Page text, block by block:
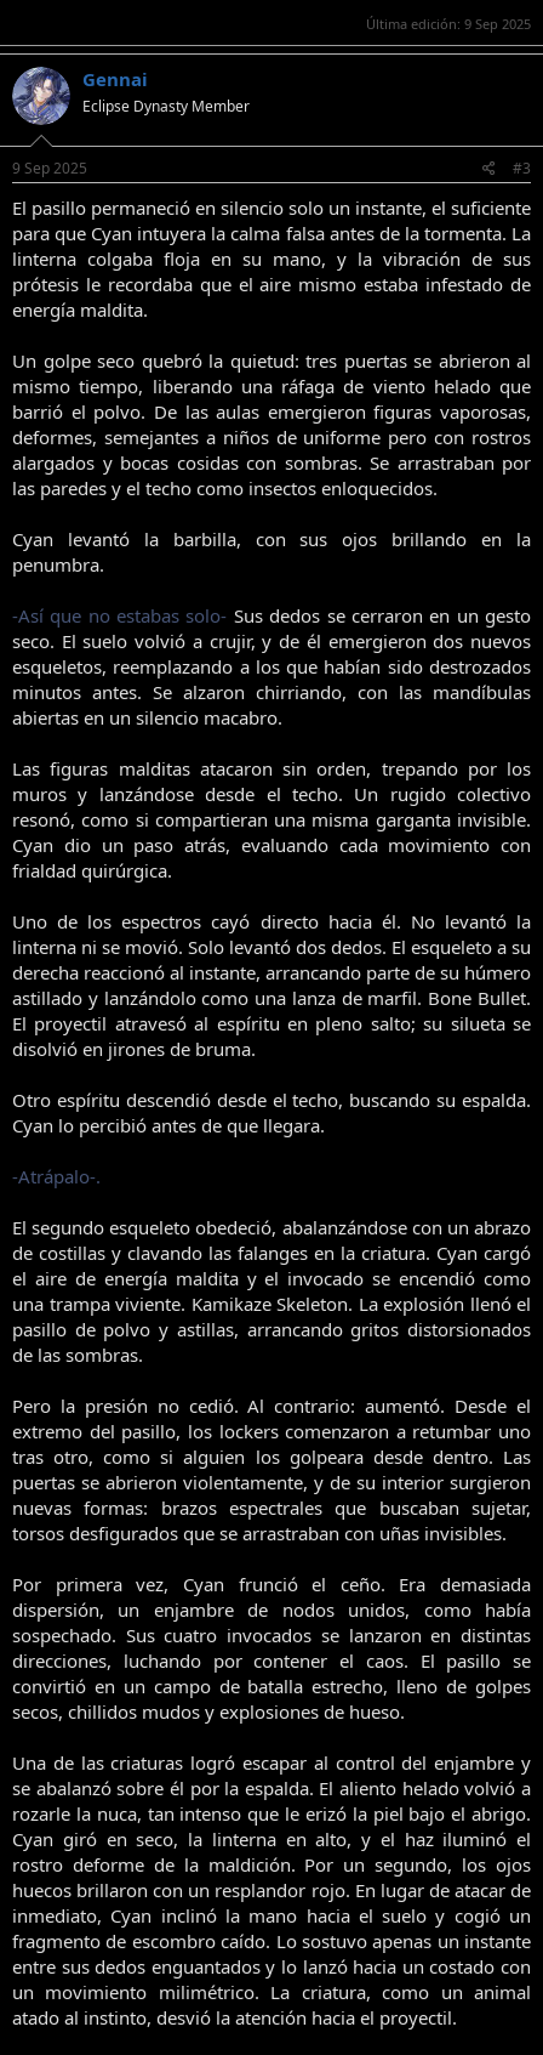
Última edición: 9 Sep 2025
Gennai
Eclipse Dynasty Member
9 Sep 2025 #3
El pasillo permaneció en silencio solo un instante, el suficiente
para que Cyan intuyera la calma falsa antes de la tormenta. La
linterna colgaba floja en su mano, y la vibración de sus
prótesis le recordaba que el aire mismo estaba infestado de
energía maldita.
Un golpe seco quebró la quietud: tres puertas se abrieron al
mismo tiempo, liberando una ráfaga de viento helado que
barrió el polvo. De las aulas emergieron figuras vaporosas,
deformes, semejantes a niños de uniforme pero con rostros
alargados y bocas cosidas con sombras. Se arrastraban por
las paredes y el techo como insectos enloquecidos.
Cyan levantó la barbilla, con sus ojos brillando en la
penumbra.
-Así que no estabas solo- Sus dedos se cerraron en un gesto
seco. El suelo volvió a crujir, y de él emergieron dos nuevos
esqueletos, reemplazando a los que habían sido destrozados
minutos antes. Se alzaron chirriando, con las mandíbulas
abiertas en un silencio macabro.
Las figuras malditas atacaron sin orden, trepando por los
muros y lanzándose desde el techo. Un rugido colectivo
resonó, como si compartieran una misma garganta invisible.
Cyan dio un paso atrás, evaluando cada movimiento con
frialdad quirúrgica.
Uno de los espectros cayó directo hacia él. No levantó la
linterna ni se movió. Solo levantó dos dedos. El esqueleto a su
derecha reaccionó al instante, arrancando parte de su húmero
astillado y lanzándolo como una lanza de marfil. Bone Bullet.
El proyectil atravesó al espíritu en pleno salto; su silueta se
disolvió en jirones de bruma.
Otro espíritu descendió desde el techo, buscando su espalda.
Cyan lo percibió antes de que llegara.
-Atrápalo-.
El segundo esqueleto obedeció, abalanzándose con un abrazo
de costillas y clavando las falanges en la criatura. Cyan cargó
el aire de energía maldita y el invocado se encendió como
una trampa viviente. Kamikaze Skeleton. La explosión llenó el
pasillo de polvo y astillas, arrancando gritos distorsionados
de las sombras.
Pero la presión no cedió. Al contrario: aumentó. Desde el
extremo del pasillo, los lockers comenzaron a retumbar uno
tras otro, como si alguien los golpeara desde dentro. Las
puertas se abrieron violentamente, y de su interior surgieron
nuevas formas: brazos espectrales que buscaban sujetar,
torsos desfigurados que se arrastraban con uñas invisibles.
Por primera vez, Cyan frunció el ceño. Era demasiada
dispersión, un enjambre de nodos unidos, como había
sospechado. Sus cuatro invocados se lanzaron en distintas
direcciones, luchando por contener el caos. El pasillo se
convirtió en un campo de batalla estrecho, lleno de golpes
secos, chillidos mudos y explosiones de hueso.
Una de las criaturas logró escapar al control del enjambre y
se abalanzó sobre él por la espalda. El aliento helado volvió a
rozarle la nuca, tan intenso que le erizó la piel bajo el abrigo.
Cyan giró en seco, la linterna en alto, y el haz iluminó el
rostro deforme de la maldición. Por un segundo, los ojos
huecos brillaron con un resplandor rojo. En lugar de atacar de
inmediato, Cyan inclinó la mano hacia el suelo y cogió un
fragmento de escombro caído. Lo sostuvo apenas un instante
entre sus dedos enguantados y lo lanzó hacia un costado con
un movimiento milimétrico. La criatura, como un animal
atado al instinto, desvió la atención hacia el proyectil.